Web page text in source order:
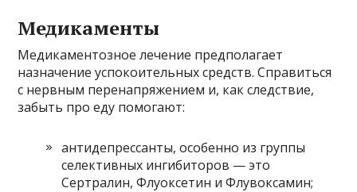
Медикаменты
Медикаментозное лечение предполагает
назначение успокоительных средств. Справиться
с нервным перенапряжением и, как следствие,
забыть про еду помогают:
антидепрессанты, особенно из группы
селективных ингибиторов — это
Сертралин, Флуоксетин и Флувоксамин;